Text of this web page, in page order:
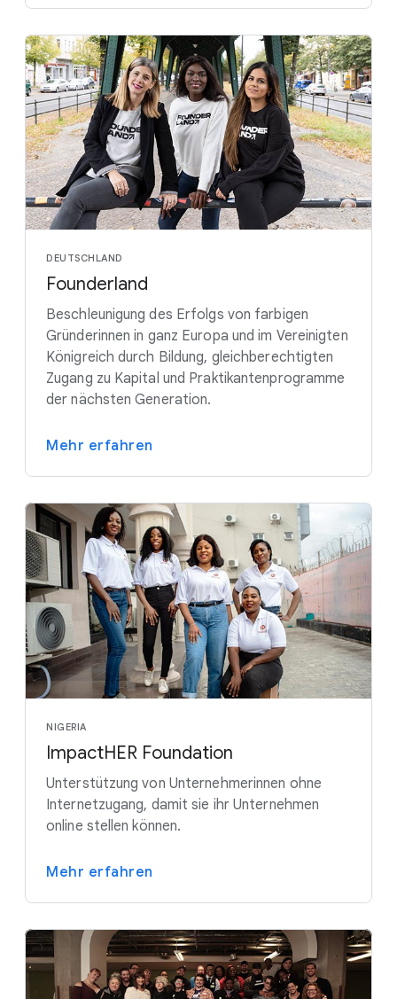
DEUTSCHLAND
Founderland
Beschleunigung des Erfolgs von farbigen
Gründerinnen in ganz Europa und im Vereinigten
Königreich durch Bildung, gleichberechtigten
Zugang zu Kapital und Praktikantenprogramme
der nächsten Generation.
Mehr erfahren
NIGERIA
ImpactHER Foundation
Unterstützung von Unternehmerinnen ohne
Internetzugang, damit sie ihr Unternehmen
online stellen können.
Mehr erfahren